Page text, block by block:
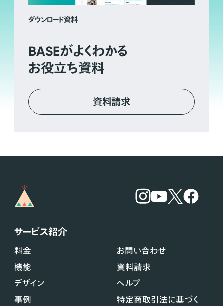
ダウンロード資料
BASEがよくわかる
お役立ち資料
資料請求
サービス紹介
料金
機能
デザイン
事例
お問い合わせ
資料請求
ヘルプ
特定商取引法に基づく